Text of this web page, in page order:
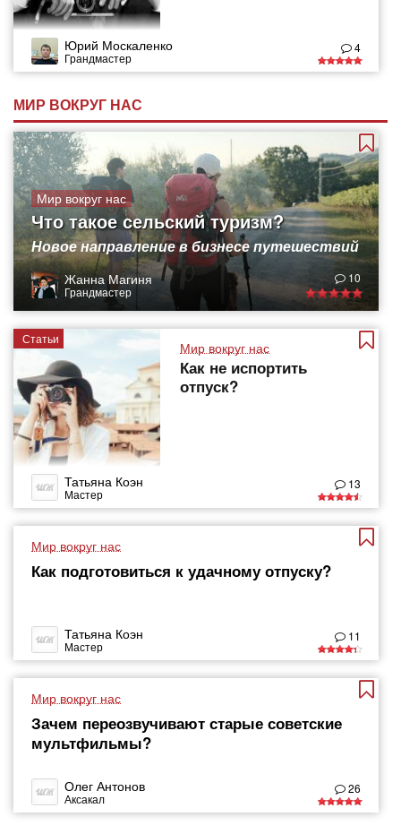
Юрий Москаленко
Грандмастер
4
МИР ВОКРУГ НАС
Мир вокруг нас
Что такое сельский туризм?
Новое направление в бизнесе путешествий
Жанна Магиня
Грандмастер
10
Статьи
Мир вокруг нас
Как не испортить
отпуск?
Татьяна Коэн
Мастер
13
Мир вокруг нас
Как подготовиться к удачному отпуску?
Татьяна Коэн
Мастер
11
Мир вокруг нас
Зачем переозвучивают старые советские
мультфильмы?
Олег Антонов
Аксакал
26